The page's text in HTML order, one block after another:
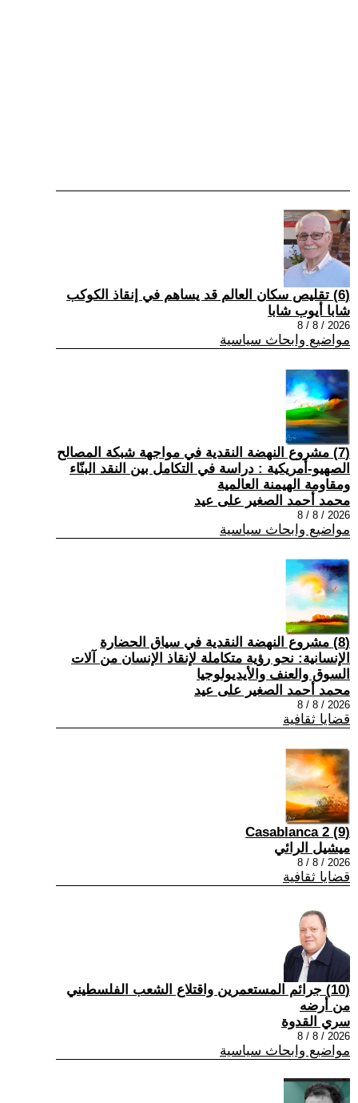
(6) تقليص سكان العالم قد يساهم في إنقاذ الكوكب
شابا أيوب شابا
2026 / 8 / 8
مواضيع وابحاث سياسية
(7) مشروع النهضة النقدية في مواجهة شبكة المصالح
الصهيو-أمريكية : دراسة في التكامل بين النقد البنّاء
ومقاومة الهيمنة العالمية
محمد أحمد الصغير على عيد
2026 / 8 / 8
مواضيع وابحاث سياسية
(8) مشروع النهضة النقدية في سياق الحضارة
الإنسانية: نحو رؤية متكاملة لإنقاذ الإنسان من آلات
السوق والعنف والأيديولوجيا
محمد أحمد الصغير على عيد
2026 / 8 / 8
قضايا ثقافية
(9) Casablanca 2
ميشيل الرائي
2026 / 8 / 8
قضايا ثقافية
(10) جرائم المستعمرين واقتلاع الشعب الفلسطيني
من أرضه
سري القدوة
2026 / 8 / 8
مواضيع وابحاث سياسية